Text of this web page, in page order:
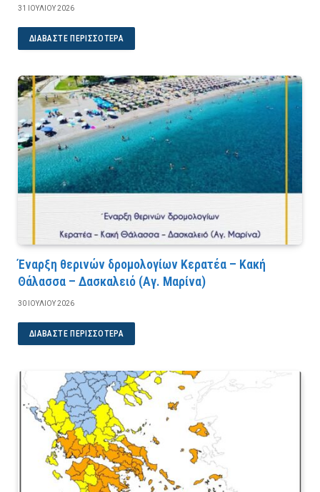
31 ΙΟΥΛΊΟΥ 2026
ΔΙΑΒΆΣΤΕ ΠΕΡΙΣΣΌΤΕΡΑ
Έναρξη θερινών δρομολογίων Κερατέα – Κακή
Θάλασσα – Δασκαλειό (Αγ. Μαρίνα)
30 ΙΟΥΛΊΟΥ 2026
ΔΙΑΒΆΣΤΕ ΠΕΡΙΣΣΌΤΕΡΑ